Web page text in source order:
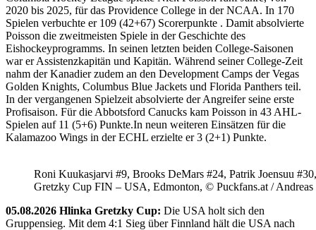
2020 bis 2025, für das Providence College in der NCAA. In 170
Spielen verbuchte er 109 (42+67) Scorerpunkte . Damit absolvierte
Poisson die zweitmeisten Spiele in der Geschichte des
Eishockeyprogramms. In seinen letzten beiden College-Saisonen
war er Assistenzkapitän und Kapitän. Während seiner College-Zeit
nahm der Kanadier zudem an den Development Camps der Vegas
Golden Knights, Columbus Blue Jackets und Florida Panthers teil.
In der vergangenen Spielzeit absolvierte der Angreifer seine erste
Profisaison. Für die Abbotsford Canucks kam Poisson in 43 AHL-
Spielen auf 11 (5+6) Punkte.In neun weiteren Einsätzen für die
Kalamazoo Wings in der ECHL erzielte er 3 (2+1) Punkte.
Roni Kuukasjarvi #9, Brooks DeMars #24, Patrik Joensuu
Gretzky Cup FIN – USA, Edmonton, © Puckfans.at / Andreas
05.08.2026 Hlinka Gretzky Cup: Die USA holt sich den
Gruppensieg. Mit dem 4:1 Sieg über Finnland hält die USA nach